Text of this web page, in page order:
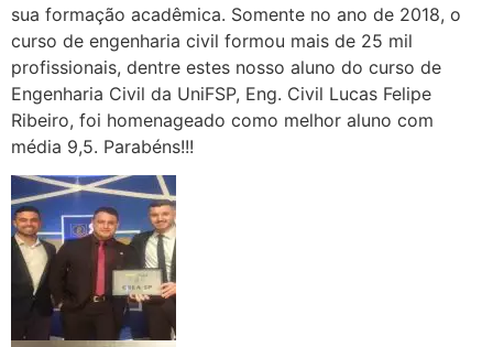
sua formação acadêmica. Somente no ano de 2018, o
curso de engenharia civil formou mais de 25 mil
profissionais, dentre estes nosso aluno do curso de
Engenharia Civil da UniFSP, Eng. Civil Lucas Felipe
Ribeiro, foi homenageado como melhor aluno com
média 9,5. Parabéns!!!